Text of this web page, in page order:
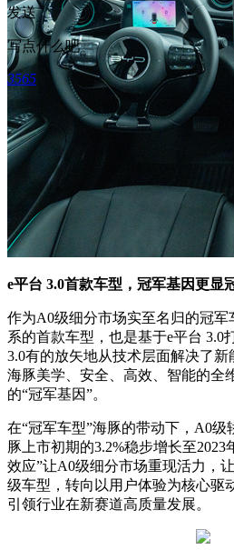
e平台 3.0首款车型，冠军基因更显
作为A0级细分市场实至名归的冠
系的首款车型，也是基于e平台 3.0
3.0有的放矢地从技术层面解决了
海豚美学、安全、高效、智能的全
的“冠军基因”。
在“冠军车型”海豚的带动下，A0级
豚上市初期的3.2%稳步增长至2023
效应”让A0级细分市场重现活力，
级车型，转向以用户体验为核心驱
引领行业在新赛道高质量发展。
发送
写点什么吧
3565